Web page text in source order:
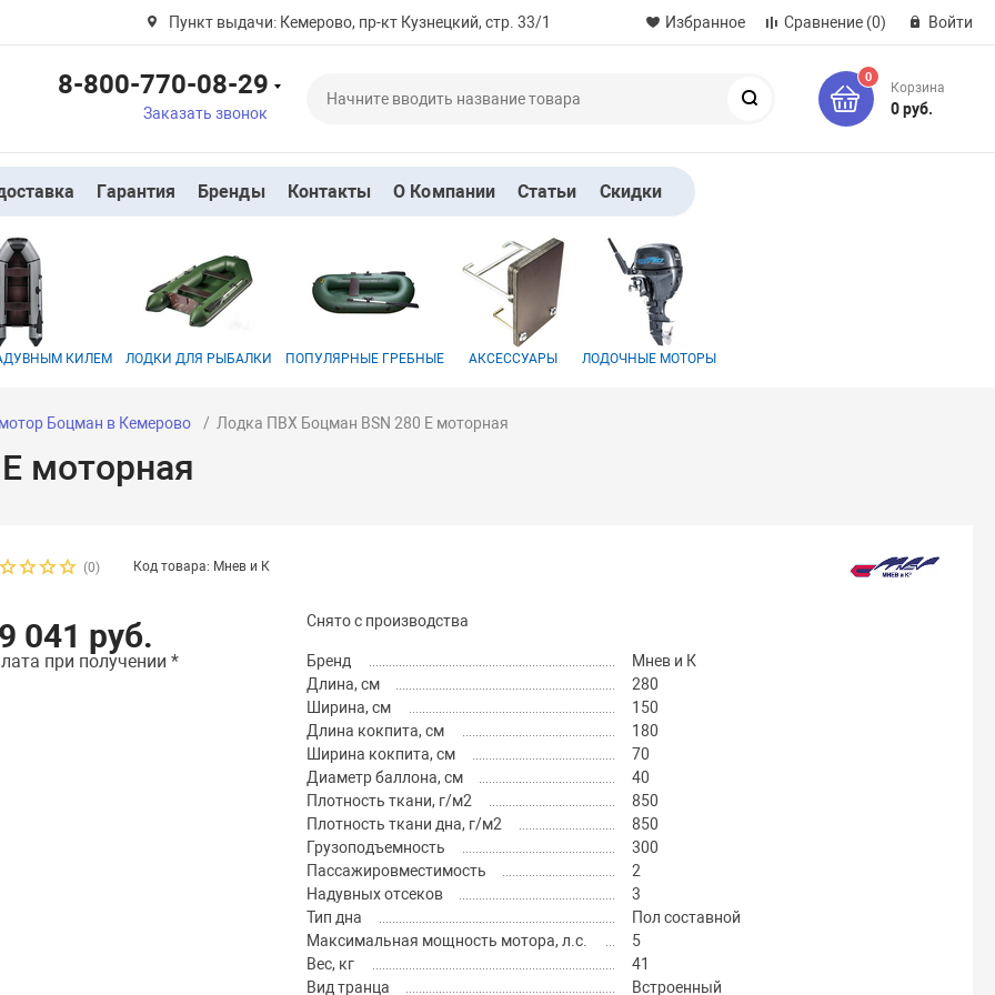
Пункт выдачи: Кемерово, пр-кт Кузнецкий, стр. 33/1 Избранное Сравнение (0) Войти
8-800-770-08-29
Заказать звонок
0
Корзина
0 руб.
Гарантия Бренды Контакты О Компании Статьи Скидки
КИЛЕМ ЛОДКИ ДЛЯ РЫБАЛКИ ПОПУЛЯРНЫЕ ГРЕБНЫЕ АКСЕССУАРЫ ЛОДОЧНЫЕ МОТОРЫ
Боцман в Кемерово Лодка ПВХ Боцман BSN 280 E моторная
моторная
(0) Код товара: Мнев и К
041 руб.
при получении *
Снято с производства
Бренд
Мнев и К
Длина, см
280
Ширина, см
150
Длина кокпита, см
180
Ширина кокпита, см
70
Диаметр баллона, см
40
Плотность ткани, г/м2
850
Плотность ткани дна, г/м2
850
Грузоподъемность
300
Пассажировместимость
2
Надувных отсеков
3
Тип дна
Пол составной
Максимальная мощность мотора, л.с.
5
Вес, кг
41
Вид транца
Встроенный